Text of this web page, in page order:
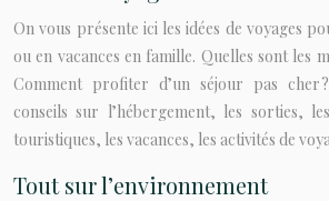
On vous présente ici les idées de voyages
ou en vacances en famille. Quelles sont les
Comment profiter d’un séjour pas cher
conseils sur l’hébergement, les sorties,
touristiques, les vacances, les activités de
Tout sur l’environnement